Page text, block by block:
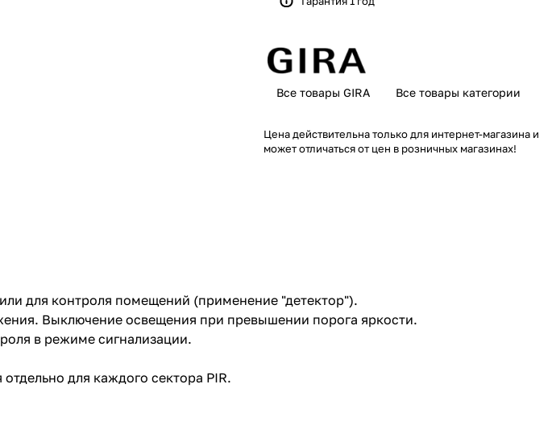
Все товары GIRA Все товары категории
Цена действительна только для интернет-магазина и
может отличаться от цен в розничных магазинах!
для контроля помещений (применение "детектор").
Выключение освещения при превышении порога яркости.
в режиме сигнализации.
для каждого сектора PIR.